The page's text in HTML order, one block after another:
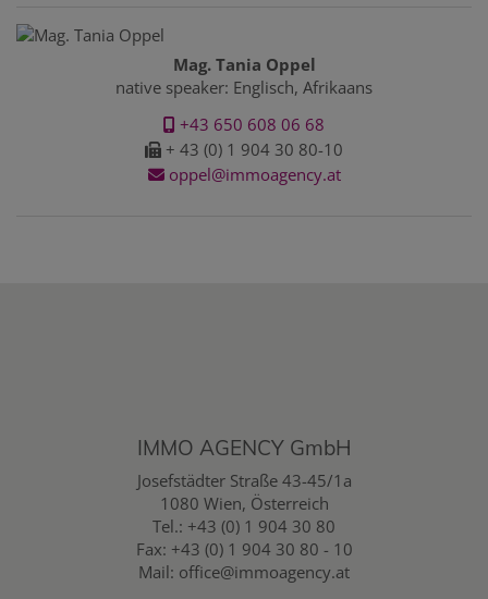
Mag. Tania Oppel
native speaker: Englisch, Afrikaans
+43 650 608 06 68
+ 43 (0) 1 904 30 80-10
oppel@immoagency.at
IMMO AGENCY GmbH
Josefstädter Straße 43-45/1a
1080 Wien, Österreich
Tel.: +43 (0) 1 904 30 80
Fax: +43 (0) 1 904 30 80 - 10
Mail: office@immoagency.at